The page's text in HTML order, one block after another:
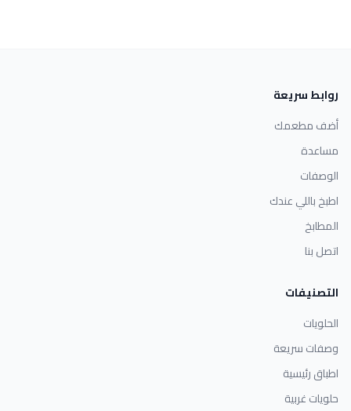
روابط سريعة
أضف مطعمك
مساعدة
الوصفات
اطبخ باللي عندك
المطابخ
اتصل بنا
التصنيفات
الحلويات
وصفات سريعة
اطباق رئيسية
حلويات غربية